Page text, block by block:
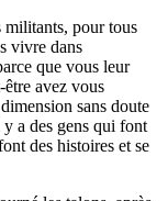
militants, pour tous
vivre dans
que vous leur
avez vous
sans doute
a des gens qui font
des histoires et se